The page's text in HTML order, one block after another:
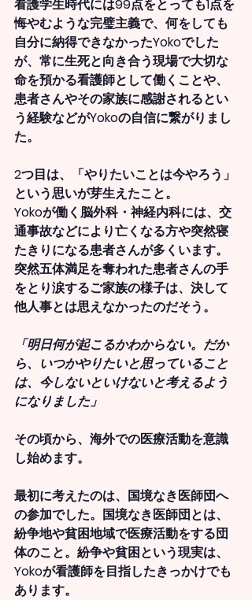
看護学生時代には99点をとっても1点を
悔やむような完璧主義で、何をしても
自分に納得できなかったYokoでした
が、常に生死と向き合う現場で大切な
命を預かる看護師として働くことや、
患者さんやその家族に感謝されるとい
う経験などがYokoの自信に繋がりまし
た。
2つ目は、
「やりたいことは今やろう」
という思いが芽生えたこと。
Yokoが働く脳外科・神経内科には、交
通事故などにより亡くなる方や突然寝
たきりになる患者さんが多くいます。
突然五体満足を奪われた患者さんの手
をとり涙するご家族の様子は、決して
他人事とは思えなかったのだそう。
「明日何が起こるかわからない。だか
ら、いつかやりたいと思っていること
は、今しないといけないと考えるよう
になりました」
その頃から、海外での医療活動を意識
し始めます。
最初に考えたのは、国境なき医師団へ
の参加でした。国境なき医師団とは、
紛争地や貧困地域で医療活動をする団
体のこと。紛争や貧困という現実は、
Yokoが看護師を目指したきっかけでも
あります。